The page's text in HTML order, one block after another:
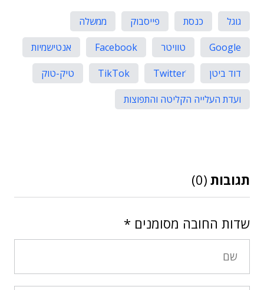
גוגל כנסת פייסבוק
ממשלה
Google
טוויטר Facebook
אנטישמיות
דוד ביטן
Twitterׂ TikTok
טיק-טוק
ועדת העלייה הקליטה והתפוצות
תגובות (0)
שדות החובה מסומנים *